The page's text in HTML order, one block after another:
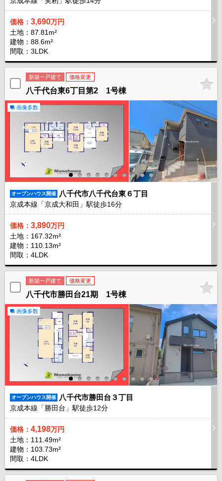
価格： 3,690万円
土地：87.81m²
建物：88.6m²
間取：3LDK
新築一戸建て 価格変更
八千代台東6丁目第2 1号棟
画像多数
オープンハウス開催 八千代市八千代台東６丁目
京成本線「京成大和田」駅徒歩16分
価格： 3,890万円
土地：167.32m²
建物：110.13m²
間取：4LDK
新築一戸建て 価格変更
八千代市勝田台21期 1号棟
画像多数
オープンハウス開催 八千代市勝田台３丁目
京成本線「勝田台」駅徒歩12分
価格： 4,198万円
土地：111.49m²
建物：103.73m²
間取：4LDK